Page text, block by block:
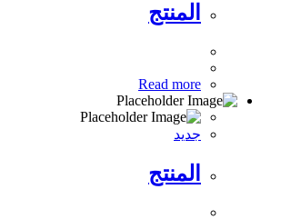
المنتج
Read more
جديد
المنتج